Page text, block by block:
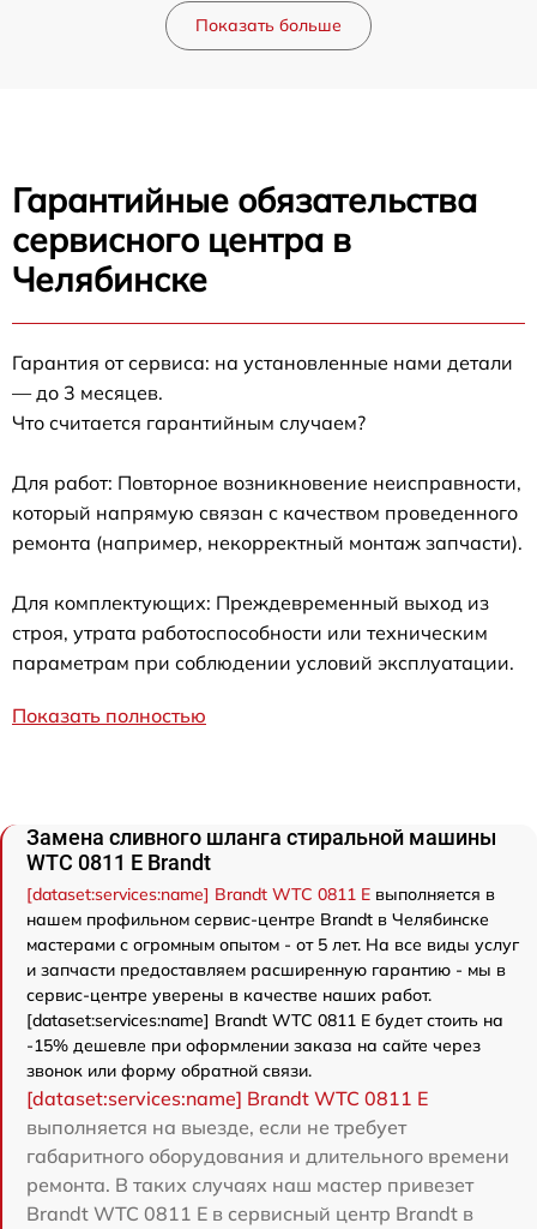
Показать больше
Гарантийные обязательства
сервисного центра в
Челябинске
Гарантия от сервиса: на установленные нами детали
— до 3 месяцев.
Что считается гарантийным случаем?
Для работ: Повторное возникновение неисправности,
который напрямую связан с качеством проведенного
ремонта (например, некорректный монтаж запчасти).
Для комплектующих: Преждевременный выход из
строя, утрата работоспособности или техническим
параметрам при соблюдении условий эксплуатации.
Показать полностью
Замена сливного шланга стиральной машины
WTC 0811 E Brandt
[dataset:services:name] Brandt WTC 0811 E выполняется в
нашем профильном сервис-центре Brandt в Челябинске
мастерами с огромным опытом - от 5 лет. На все виды услуг
и запчасти предоставляем расширенную гарантию - мы в
сервис-центре уверены в качестве наших работ.
[dataset:services:name] Brandt WTC 0811 E будет стоить на
-15% дешевле при оформлении заказа на сайте через
звонок или форму обратной связи.
[dataset:services:name] Brandt WTC 0811 E
выполняется на выезде, если не требует
габаритного оборудования и длительного времени
ремонта. В таких случаях наш мастер привезет
Brandt WTC 0811 E в сервисный центр Brandt в